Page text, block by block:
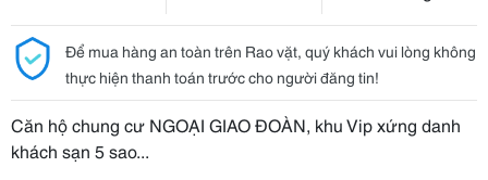
Để mua hàng an toàn trên Rao vặt, quý khách vui lòng không
thực hiện thanh toán trước cho người đăng tin!
Căn hộ chung cư NGOẠI GIAO ĐOÀN, khu Vip xứng danh
khách sạn 5 sao...